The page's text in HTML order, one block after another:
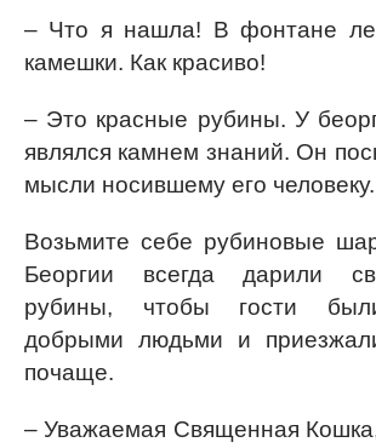
– Что я нашла! В фонтане
камешки. Как красиво!
– Это красные рубины. У
являлся камнем знаний. Он
мысли носившему его человеку.
Возьмите себе рубиновые
Беоргии всегда дарили
рубины, чтобы гости
добрыми людьми и
почаще.
– Уважаемая Священная